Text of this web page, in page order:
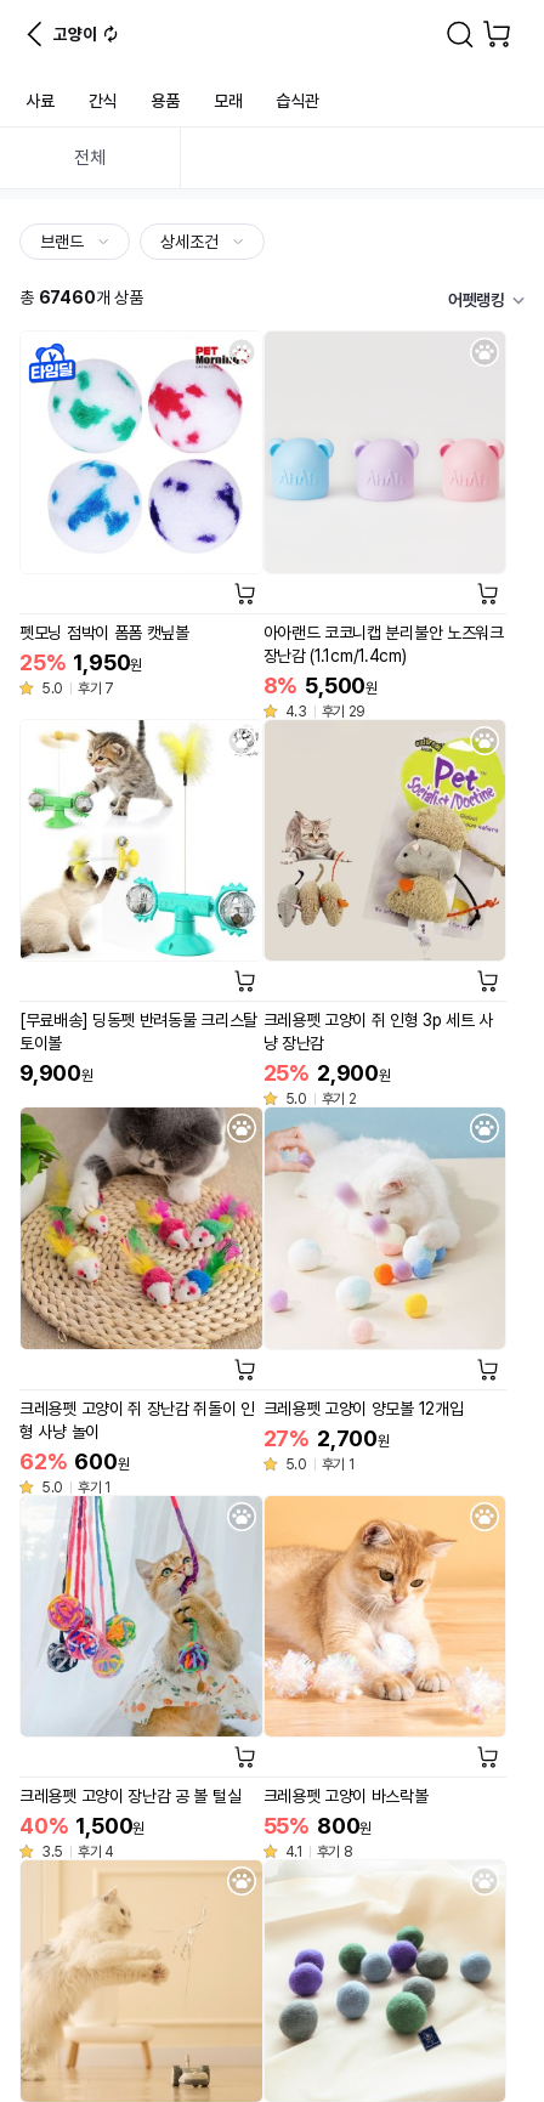
고양이
사료 간식 용품 모래 습식관
전체
브랜드 상세조건
총 67460개 상품 어펫랭킹
펫모닝 점박이 폼폼 캣닢볼
25% 1,950원
5.0
후기 7
아아랜드 코코니캡 분리불안 노즈워크
장난감 (1.1cm/1.4cm)
8% 5,500원
4.3
후기 29
[무료배송] 딩동펫 반려동물 크리스탈
토이볼
9,900원
크레용펫 고양이 쥐 인형 3p 세트 사
냥 장난감
25% 2,900원
5.0
후기 2
크레용펫 고양이 쥐 장난감 쥐돌이 인
형 사냥 놀이
62% 600원
5.0
후기 1
크레용펫 고양이 양모볼 12개입
27% 2,700원
5.0
후기 1
크레용펫 고양이 장난감 공 볼 털실
40% 1,500원
3.5
후기 4
크레용펫 고양이 바스락볼
55% 800원
4.1
후기 8